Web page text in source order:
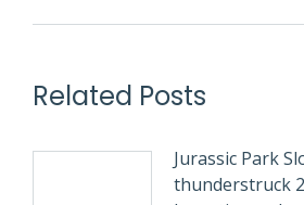
Related Posts
Jurassic Park
thunderstruck